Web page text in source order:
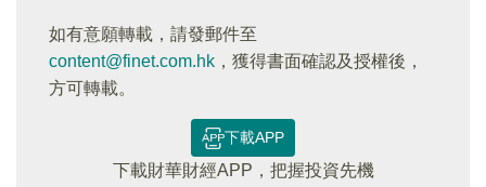
如有意願轉載，請發郵件至
content@finet.com.hk ，獲得書面確認及授權後，
方可轉載。
下載APP
下載財華財經APP，把握投資先機